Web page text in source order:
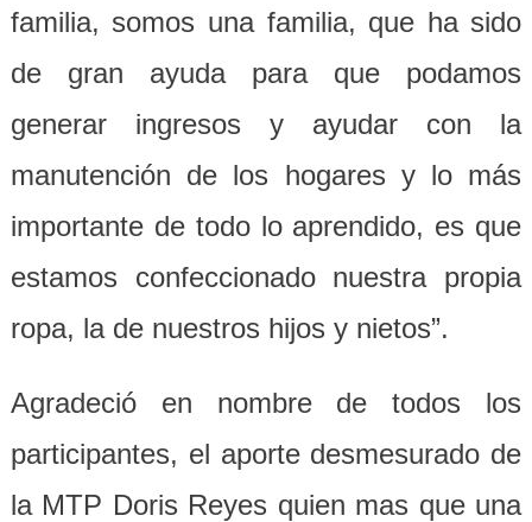
familia, somos una familia, que ha sido
de gran ayuda para que podamos
generar ingresos y ayudar con la
manutención de los hogares y lo más
importante de todo lo aprendido, es que
estamos confeccionado nuestra propia
ropa, la de nuestros hijos y nietos”.
Agradeció en nombre de todos los
participantes, el aporte desmesurado de
la MTP Doris Reyes quien mas que una